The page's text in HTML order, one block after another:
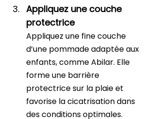
Appliquez une couche
protectrice
Appliquez une fine couche
d’une pommade adaptée aux
enfants, comme Abilar. Elle
forme une barrière
protectrice sur la plaie et
favorise la cicatrisation dans
des conditions optimales.